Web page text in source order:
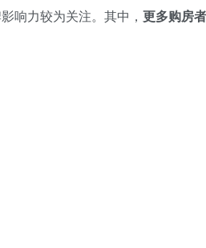
响力较为关注。其中， 更多购房者